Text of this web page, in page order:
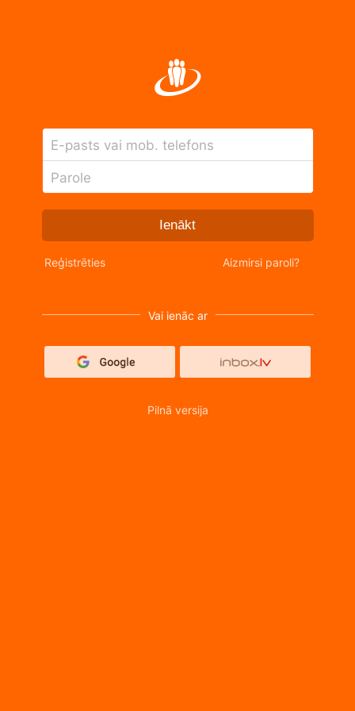
E-pasts vai mob. telefons
Parole
Ienākt
Reģistrēties Aizmirsi paroli?
Vai ienāc ar
Pilnā versija